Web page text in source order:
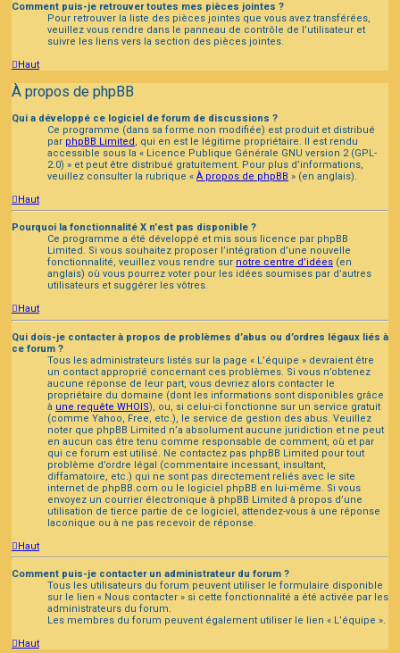
Comment puis-je retrouver toutes mes pièces jointes ?
Pour retrouver la liste des pièces jointes que vous avez transférées,
veuillez vous rendre dans le panneau de contrôle de l’utilisateur et
suivre les liens vers la section des pièces jointes.
Haut
À propos de phpBB
Qui a développé ce logiciel de forum de discussions ?
Ce programme (dans sa forme non modifiée) est produit et distribué
par phpBB Limited , qui en est le légitime propriétaire. Il est rendu
accessible sous la « Licence Publique Générale GNU version 2 (GPL-
2.0) » et peut être distribué gratuitement. Pour plus d’informations,
veuillez consulter la rubrique « À propos de phpBB » (en anglais).
Haut
Pourquoi la fonctionnalité X n’est pas disponible ?
Ce programme a été développé et mis sous licence par phpBB
Limited. Si vous souhaitez proposer l’intégration d’une nouvelle
fonctionnalité, veuillez vous rendre sur notre centre d’idées (en
anglais) où vous pourrez voter pour les idées soumises par d’autres
utilisateurs et suggérer les vôtres.
Haut
Qui dois-je contacter à propos de problèmes d’abus ou d’ordres légaux liés à
ce forum ?
Tous les administrateurs listés sur la page « L’équipe » devraient être
un contact approprié concernant ces problèmes. Si vous n’obtenez
aucune réponse de leur part, vous devriez alors contacter le
propriétaire du domaine (dont les informations sont disponibles grâce
à une requête WHOIS), ou, si celui-ci fonctionne sur un service gratuit
(comme Yahoo, Free, etc.), le service de gestion des abus. Veuillez
noter que phpBB Limited n’a absolument aucune juridiction et ne peut
en aucun cas être tenu comme responsable de comment, où et par
qui ce forum est utilisé. Ne contactez pas phpBB Limited pour tout
problème d’ordre légal (commentaire incessant, insultant,
diffamatoire, etc.) qui ne sont pas directement reliés avec le site
internet de phpBB.com ou le logiciel phpBB en lui-même. Si vous
envoyez un courrier électronique à phpBB Limited à propos d’une
utilisation de tierce partie de ce logiciel, attendez-vous à une réponse
laconique ou à ne pas recevoir de réponse.
Haut
Comment puis-je contacter un administrateur du forum ?
Tous les utilisateurs du forum peuvent utiliser le formulaire disponible
sur le lien « Nous contacter » si cette fonctionnalité a été activée par les
administrateurs du forum.
Les membres du forum peuvent également utiliser le lien « L’équipe ».
Haut